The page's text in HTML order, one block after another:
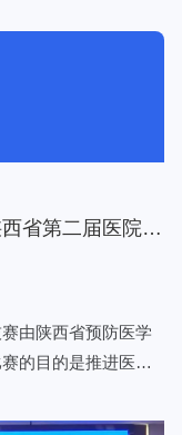
省第二届医院感
由陕西省预防医学
的目的是推进医疗
疗安全。